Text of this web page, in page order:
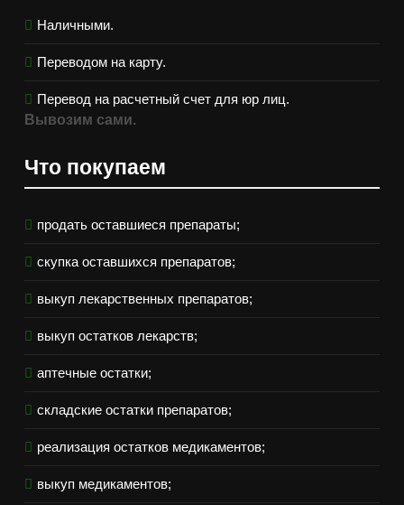
Наличными.
Переводом на карту.
Перевод на расчетный счет для юр лиц.
Вывозим сами.
Что покупаем
продать оставшиеся препараты;
скупка оставшихся препаратов;
выкуп лекарственных препаратов;
выкуп остатков лекарств;
аптечные остатки;
складские остатки препаратов;
реализация остатков медикаментов;
выкуп медикаментов;